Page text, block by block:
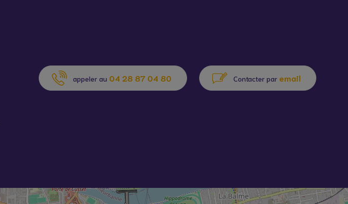
appeler au 04 28 87 04 80 Contacter par email